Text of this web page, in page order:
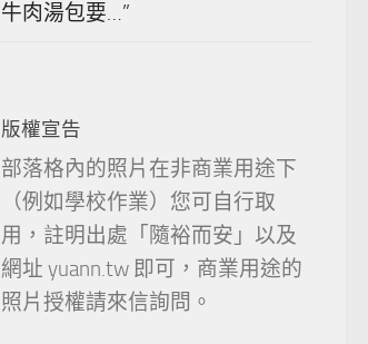
牛肉湯包要…”
版權宣告
部落格內的照片在非商業用途下
（例如學校作業）您可自行取
用，註明出處「隨裕而安」以及
網址 yuann.tw 即可，商業用途的
照片授權請來信詢問。